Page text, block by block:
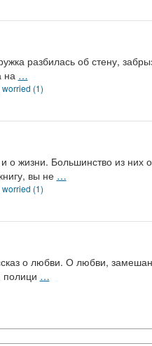
разбилась об стену,
на …
worried (1)
о жизни. Большинство из них
вы не …
worried (1)
о любви. О любви,
полици …